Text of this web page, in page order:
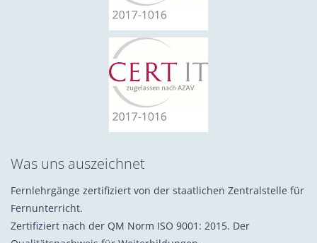
Was uns auszeichnet
Fernlehrgänge zertifiziert von der staatlichen Zentralstelle für
Fernunterricht.
Zertifiziert nach der QM Norm ISO 9001: 2015. Der